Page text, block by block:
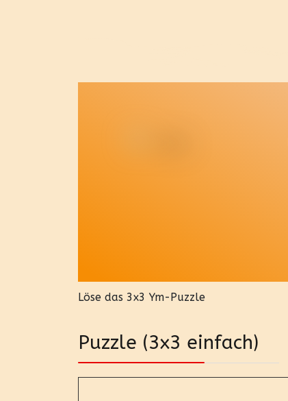
Löse das 3x3 Ym-Puzzle
Puzzle (3x3 einfach)